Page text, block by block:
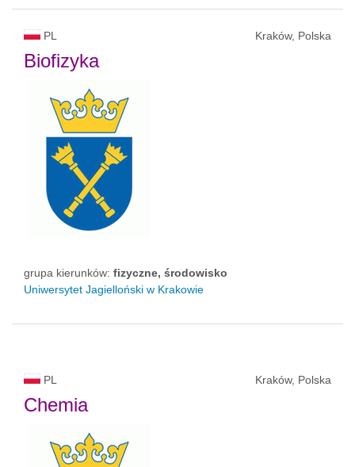
PL Kraków, Polska
Biofizyka
grupa kierunków: fizyczne, środowisko
Uniwersytet Jagielloński w Krakowie
PL Kraków, Polska
Chemia